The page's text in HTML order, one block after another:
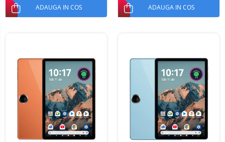
Telefoane mobile ZTE Nubia
ADAUGA IN COS ADAUGA IN COS